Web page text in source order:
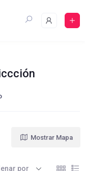
Mostrar Mapa
por